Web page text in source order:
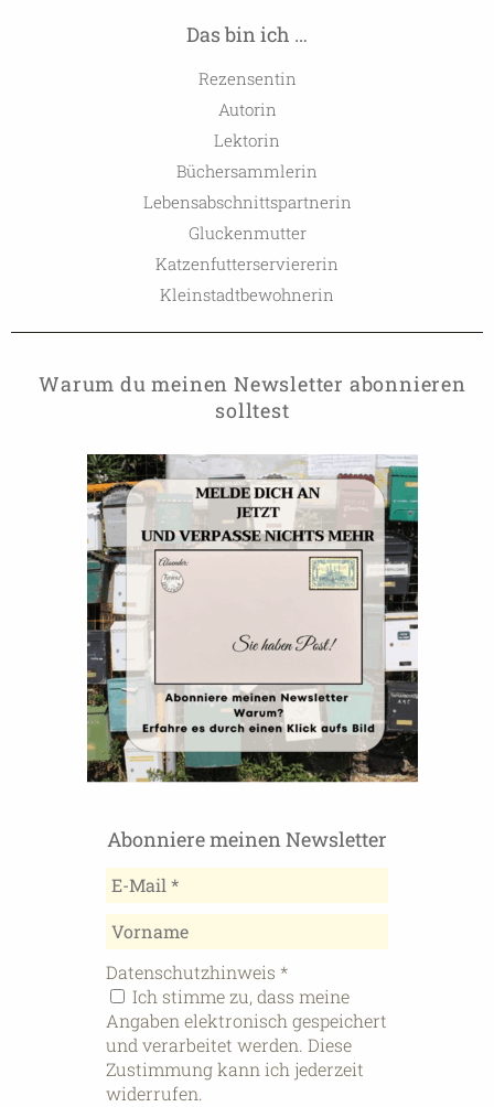
Das bin ich …
Rezensentin
Autorin
Lektorin
Büchersammlerin
Lebensabschnittspartnerin
Gluckenmutter
Katzenfutterserviererin
Kleinstadtbewohnerin
Warum du meinen Newsletter abonnieren
solltest
Abonniere meinen Newsletter
Datenschutzhinweis *
Ich stimme zu, dass meine
Angaben elektronisch gespeichert
und verarbeitet werden. Diese
Zustimmung kann ich jederzeit
widerrufen.